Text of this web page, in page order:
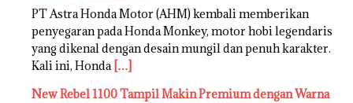
PT Astra Honda Motor (AHM) kembali memberikan
penyegaran pada Honda Monkey, motor hobi legendaris
yang dikenal dengan desain mungil dan penuh karakter.
Kali ini, Honda […]
New Rebel 1100 Tampil Makin Premium dengan Warna